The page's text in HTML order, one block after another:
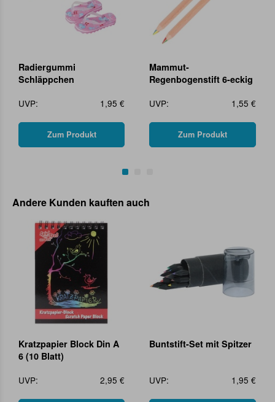
Radiergummi
Schläppchen
UVP:
1,95 €
Zum Produkt
Mammut-
Regenbogenstift 6-eckig
UVP:
1,55 €
Zum Produkt
Andere Kunden kauften auch
Kratzpapier Block Din A
6 (10 Blatt)
UVP:
2,95 €
Buntstift-Set mit Spitzer
UVP: 1,95 €